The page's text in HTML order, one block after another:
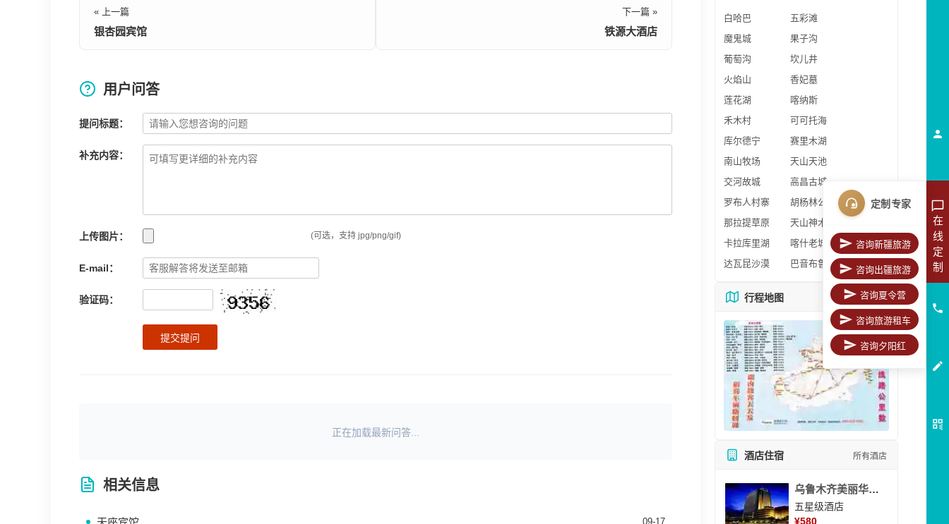
« 上一篇
银杏园宾馆
下一篇 »
铁源大酒店
用户问答
提问标题：
补充内容：
上传图片： (可选，支持 jpg/png/gif)
E-mail：
验证码：
提交提问
正在加载最新问答...
相关信息
09-17
白哈巴
五彩滩
魔鬼城
果子沟
葡萄沟
坎儿井
火焰山
香妃墓
莲花湖
喀纳斯
禾木村
可可托海
库尔德宁
赛里木湖
南山牧场
天山天池
交河故城
高昌古城
罗布人村寨
胡杨林公园
那拉提草原
天山神木园
卡拉库里湖
喀什老城区
达瓦昆沙漠
巴音布鲁克
行程地图 更多地图
酒店住宿 所有酒店
乌鲁木齐美丽华大酒
五星级酒店
¥580
在
线
定
制
定制专家
咨询新疆旅游
咨询出疆旅游
咨询夏令营
咨询旅游租车
咨询夕阳红